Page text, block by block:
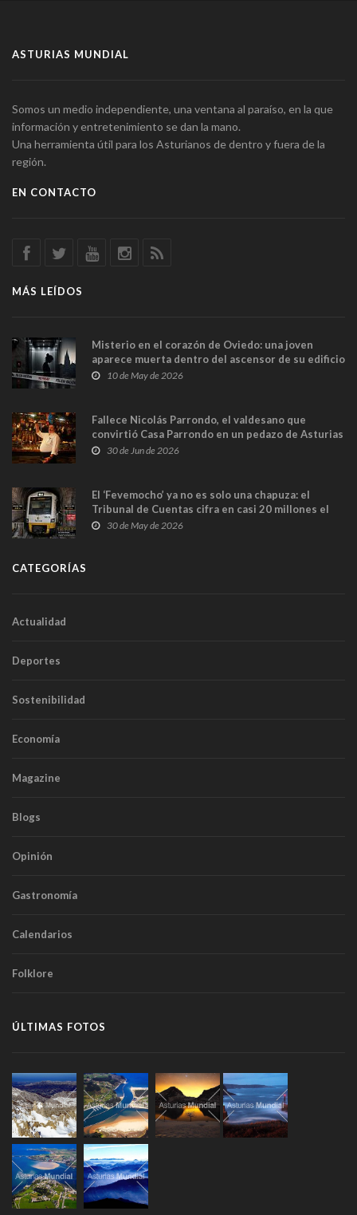
ASTURIAS MUNDIAL
Somos un medio independiente, una ventana al paraíso, en la que
información y entretenimiento se dan la mano.
Una herramienta útil para los Asturianos de dentro y fuera de la
región.
EN CONTACTO
MÁS LEÍDOS
Misterio en el corazón de Oviedo: una joven
aparece muerta dentro del ascensor de su edificio
y las cámaras captan sus últimos minutos
10 de May de 2026
Fallece Nicolás Parrondo, el valdesano que
convirtió Casa Parrondo en un pedazo de Asturias
en Madrid
30 de Jun de 2026
El ‘Fevemocho’ ya no es solo una chapuza: el
Tribunal de Cuentas cifra en casi 20 millones el
sobrecoste de los trenes que no cabían por los
30 de May de 2026
CATEGORÍAS
Actualidad
Deportes
Sostenibilidad
Economía
Magazine
Blogs
Opinión
Gastronomía
Calendarios
Folklore
ÚLTIMAS FOTOS